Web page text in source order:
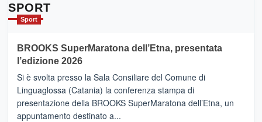
con
la
Al
via
i
collegamenti
SPORT
Sport
BROOKS SuperMaratona dell’Etna, presentata
l’edizione 2026
Si è svolta presso la Sala Consiliare del Comune di
Linguaglossa (Catania) la conferenza stampa di
presentazione della BROOKS SuperMaratona dell’Etna, un
appuntamento destinato a...